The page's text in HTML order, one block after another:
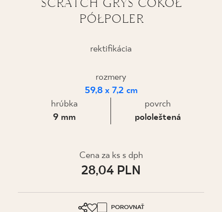
KDE KÚPIŤ
O NÁS
MÔJ PROFIL
EN SK DE UK
PÓŁPOLER
rektifikácia
rozmery
59,8 x 7,2 cm
hrúbka
9 mm
povrch
pololeštená
Cena za ks s dph
28,04 PLN
POROVNAŤ